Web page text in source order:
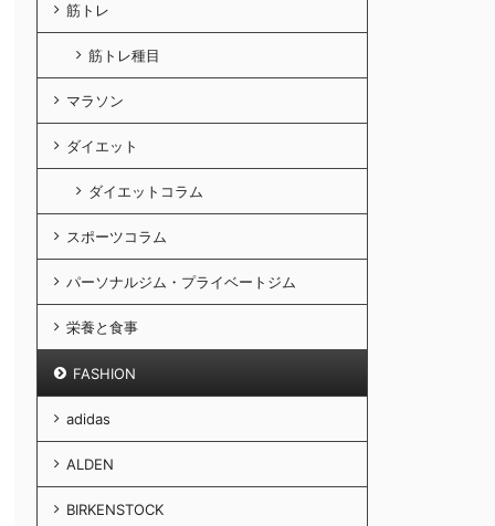
筋トレ
筋トレ種目
マラソン
ダイエット
ダイエットコラム
スポーツコラム
パーソナルジム・プライベートジム
栄養と食事
FASHION
adidas
ALDEN
BIRKENSTOCK